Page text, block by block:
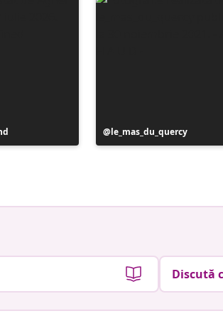
Postare
publicată
le_mas_du_quercy
Discută